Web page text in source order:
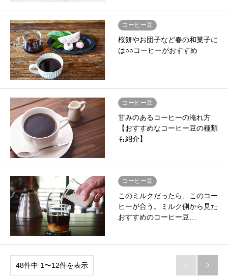
コーヒー豆
桜餅やお団子など春の和菓子に
は○○コーヒーがおすすめ
コーヒー豆
甘みのあるコーヒーの淹れ方
【おすすめなコーヒー豆の種類
も紹介】
コーヒー豆
このミルクだったら、このコー
ヒーが合う。ミルク側から見た
おすすめのコーヒー豆…
48件中 1〜12件を表示  